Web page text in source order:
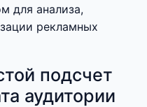
для анализа,
рекламных
подсчет
аудитории